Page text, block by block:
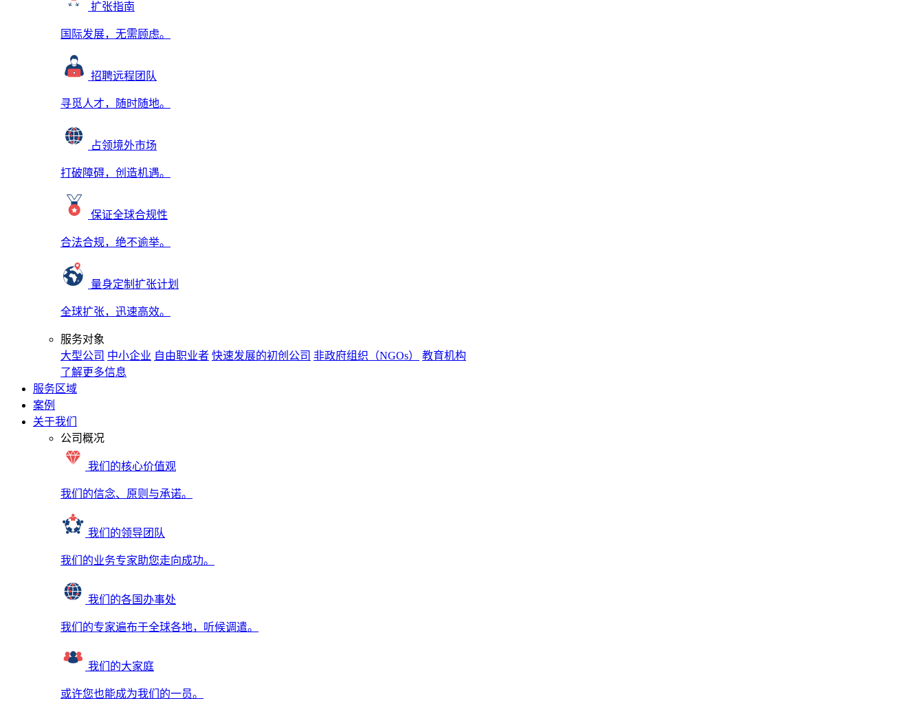
扩张指南
国际发展，无需顾虑。
招聘远程团队
寻觅人才，随时随地。
占领境外市场
打破障碍，创造机遇。
保证全球合规性
合法合规，绝不逾举。
量身定制扩张计划
全球扩张，迅速高效。
服务对象
大型公司 中小企业 自由职业者 快速发展的初创公司 非政府组织（NGOs）
教育机构
了解更多信息
服务区域
案例
关于我们
公司概况
我们的核心价值观
我们的信念、原则与承诺。
我们的领导团队
我们的业务专家助您走向成功。
我们的各国办事处
我们的专家遍布于全球各地，听候调遣。
我们的大家庭
或许您也能成为我们的一员。